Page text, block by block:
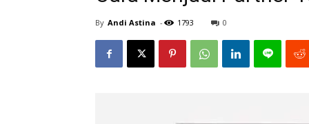
By Andi Astina - 1793 0